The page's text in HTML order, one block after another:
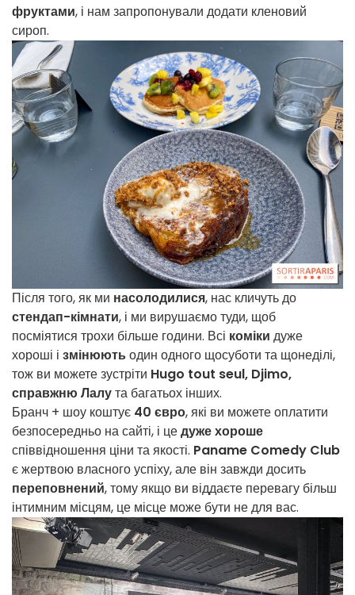
фруктами, і нам запропонували додати кленовий
сироп.
Після того, як ми насолодилися, нас кличуть до
стендап-кімнати, і ми вирушаємо туди, щоб
посміятися трохи більше години. Всі коміки дуже
хороші і змінюютьодин одного щосуботи та щонеділі,
тож ви можете зустріти Hugo tout seul, Djimo,
справжню Лалута багатьох інших.
Бранч + шоу коштує 40 євро, які ви можете оплатити
безпосередньо на сайті, і цедуже хороше
співвідношення ціни та якості. Paname Comedy Club
є жертвою власного успіху, але він завжди досить
переповнений, тому якщо ви віддаєте перевагу більш
інтимним місцям, це місце може бути не для вас.